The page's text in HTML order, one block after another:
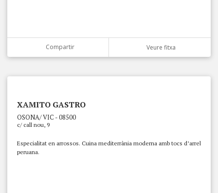
Compartir Veure fitxa
XAMITO GASTRO
OSONA/ VIC - 08500
c/ call nou, 9
Especialitat en arrossos. Cuina mediterrània moderna amb tocs d’arrel
peruana.